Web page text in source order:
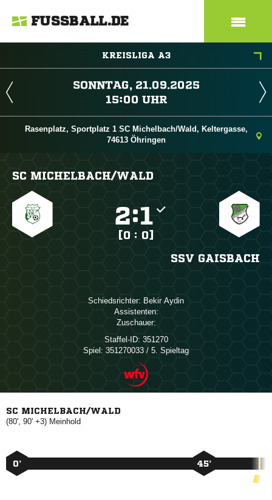
FUSSBALL.DE
KREISLIGA A3
 
 
Rasenplatz, Sportplatz 1 SC Michelbach/Wald, Keltergasse,
74613 Öhringen
SC MICHELBACH/​WALD
:
[0 : 0]
SSV GAISBACH
Schiedsrichter:  
Assistenten:
Zuschauer:
Staffel-ID: 351270
Spiel: 351270033 / 5. Spieltag
SC MICHELBACH/WALD
(80', 90' +3) 
0’ 45’